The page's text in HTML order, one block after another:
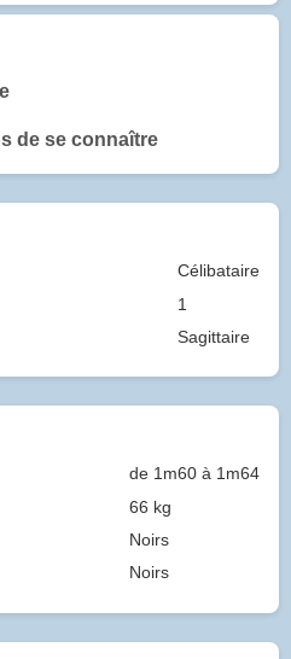
de se connaître
Célibataire
1
Sagittaire
de 1m60 à 1m64
66 kg
Noirs
Noirs